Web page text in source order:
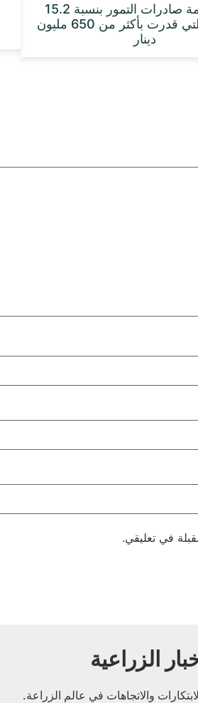
إرتفاع قيمة صادرات التمور بنسبة 15.2
بالمائة، و التي قدرت بأكثر من 650 مليون
دينار
في تعليقي.
الزراعية
والاتجاهات في عالم الزراعة.